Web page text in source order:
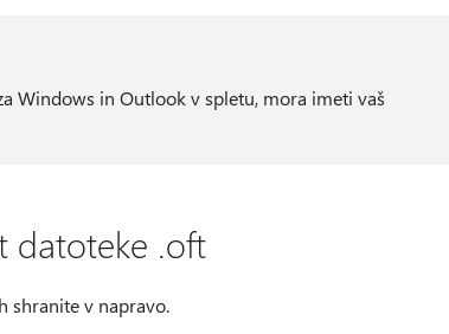
Windows in Outlook v spletu, mora imeti vaš
datoteke .oft
shranite v napravo.